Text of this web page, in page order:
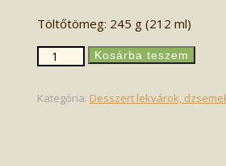
Töltőtömeg: 245 g (212 ml)
Szilvalekvár
(212ml)
Kosárba teszem
Kategória: Desszert lekvárok,